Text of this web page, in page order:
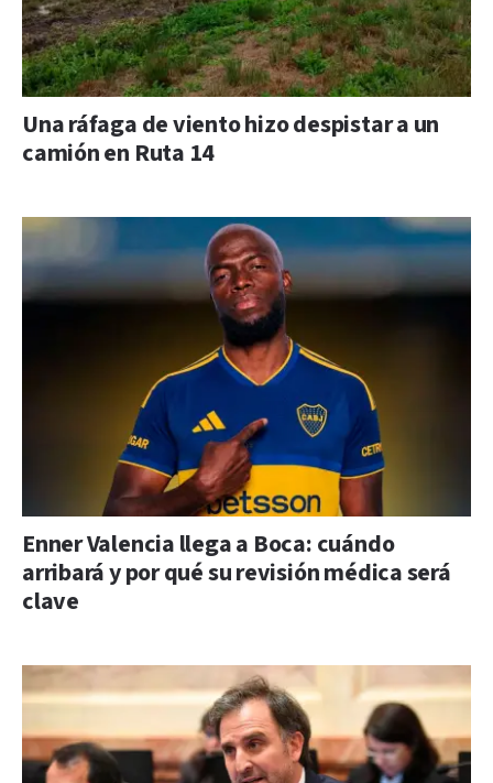
Una ráfaga de viento hizo despistar a un
camión en Ruta 14
Enner Valencia llega a Boca: cuándo
arribará y por qué su revisión médica será
clave